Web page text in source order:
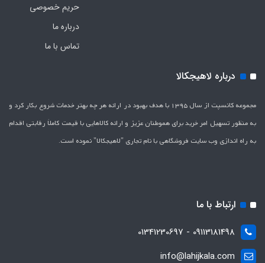
حریم خصوصی
درباره ما
تماس با ما
درباره لاهیجکالا
مجموعه کانسپت از سال 1395 با هدف بهبود در ارائه هر چه بهتر خدمات شروع بکار کرد و
به منظور تسهیل امر خرید برای هموطنان عزیز و ارائه کالاهایی با قیمت کاملاَ رقابتی اقدام
به راه اندازی وب سایت فروشگاهی با نام تجاری "لاهیج­کالا" نموده است.
ارتباط با ما
09113181498 - 01341230697
info@lahijkala.com